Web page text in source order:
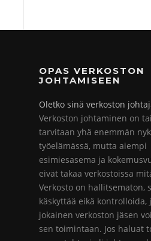
OPAS VERKOSTON
JOHTAMISEEN
Oletko sinä verkoston
Verkoston johtaminen on
tarvitaan yhä enemmän
työelämässä, mutta aiempi
esimiesasema ja
eivät takaa verkostoissa
Verkosto on hallitsematon,
käskyttää eikä kontrolloida,
jokainen verkoston jäsen
sen toimintaan. Jos haluat